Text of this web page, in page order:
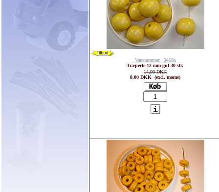
Varenummer: 9468a
Træperle 12 mm gul 30 stk
14,00 DKK
8,00 DKK (excl. moms)